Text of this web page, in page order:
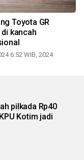
Toyota GR
kancah
6:52 WIB, 2024
pilkada Rp40
Kotim jadi